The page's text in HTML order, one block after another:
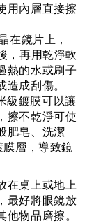
用內層直接擦
在鏡片上，
，再用乾淨軟
熱的水或刷子
造成刮傷。
級鍍膜可以讓
擦不乾淨可使
肥皂、洗潔
層，導致鏡
在桌上或地上
最好將眼鏡放
他物品磨擦。